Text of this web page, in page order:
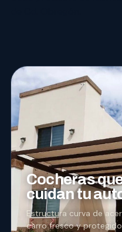
01COCHERAS
Cocheras
cuidan tu
Estructura curva de
carro fresco y